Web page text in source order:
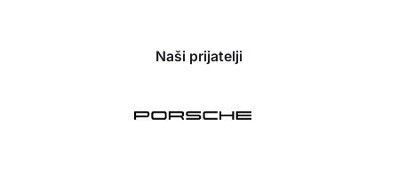
Naši prijatelji